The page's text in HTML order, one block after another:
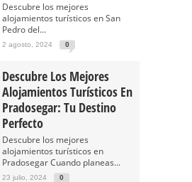
Descubre los mejores
alojamientos turísticos en San
Pedro del...
2 agosto, 2024 0
Descubre Los Mejores
Alojamientos Turísticos En
Pradosegar: Tu Destino
Perfecto
Descubre los mejores
alojamientos turísticos en
Pradosegar Cuando planeas...
23 julio, 2024 0